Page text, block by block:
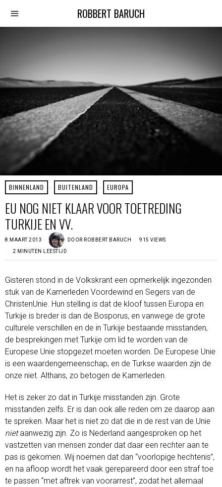
ROBBERT BARUCH
BINNENLAND · BUITENLAND · EUROPA
EU NOG NIET KLAAR VOOR TOETREDING
TURKIJE EN VV.
8 MAART 2013 DOOR ROBBERT BARUCH 915 VIEWS
2 MINUTEN LEESTIJD
Gisteren stond in de Volkskrant een opmerkelijk ingezonden
stuk van de Kamerleden Voordewind en Segers van de
ChristenUnie. Hun stelling is dat de kloof tussen Europa en
Turkije is breder is dan de Bosporus, en vanwege de grote
culturele verschillen en de in Turkije bestaande misstanden,
de besprekingen met Turkije om lid te worden van de
Europese Unie stopgezet moeten worden. De Europese Unie
is een waardengemeenschap, en de Turkse waarden zijn de
onze niet. Althans, zo betogen de Kamerleden.
Het is zeker zo dat in Turkije misstanden zijn. Grote
misstanden zelfs. Er is dan ook alle reden om ze daarop aan
te spreken. Maar het is niet zo dat die in de rest van de Unie
nietaanwezig zijn. Zo is Nederland aangesproken op het
vastzetten van mensen zonder dat daar een rechter aan te
pas is gekomen. Wij noemen dat dan “voorlopige hechtenis”,
en na afloop wordt het vaak gerepareerd door een straf toe
te passen “met aftrek van voorarrest”, zodat het allemaal